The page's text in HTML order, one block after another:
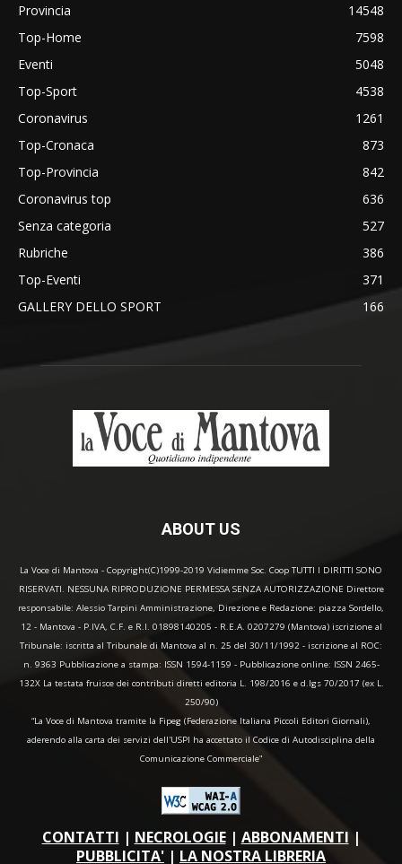
Provincia
14548
Top-Home
7598
Eventi
5048
Top-Sport
4538
Coronavirus
1261
Top-Cronaca
873
Top-Provincia
842
Coronavirus top
636
Senza categoria
527
Rubriche
386
Top-Eventi
371
GALLERY DELLO SPORT
166
ABOUT US
La Voce di Mantova - Copyright(C)1999-2019 Vidiemme Soc. Coop TUTTI I DIRITTI SONO
RISERVATI. NESSUNA RIPRODUZIONE PERMESSA SENZA AUTORIZZAZIONE Direttore
responsabile: Alessio Tarpini Amministrazione, Direzione e Redazione: piazza Sordello,
12 - Mantova - P.IVA, C.F. e R.I. 01898140205 - R.E.A. 0207279 (Mantova) iscrizione al
Tribunale: iscritta al Tribunale di Mantova al n. 25 del 30/11/1992 - iscrizione al ROC:
n. 9363 Pubblicazione a stampa: ISSN 1594-1159 - Pubblicazione online: ISSN 2465-
132X La testata fruisce dei contributi diretti editoria L. 198/2016 e d.lgs 70/2017 (ex L.
250/90)
“La Voce di Mantova tramite la Fipeg (Federazione Italiana Piccoli Editori Giornali),
aderendo alla carta dei servizi dell'USPI ha accettato il Codice di Autodisciplina della
Comunicazione Commerciale"
CONTATTI | NECROLOGIE| ABBONAMENTI |
PUBBLICITA' | LA NOSTRA LIBRERIA